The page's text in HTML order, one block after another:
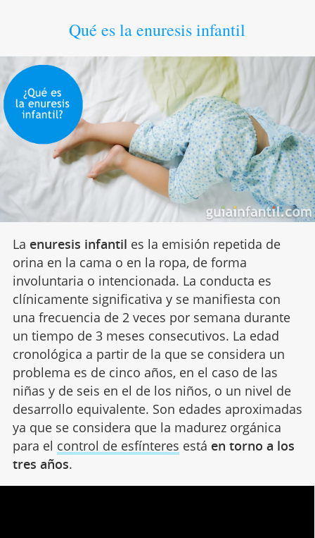
Qué es la enuresis infantil
La enuresis infantil es la emisión repetida de
orina en la cama o en la ropa, de forma
involuntaria o intencionada. La conducta es
clínicamente significativa y se manifiesta con
una frecuencia de 2 veces por semana durante
un tiempo de 3 meses consecutivos. La edad
cronológica a partir de la que se considera un
problema es de cinco años, en el caso de las
niñas y de seis en el de los niños, o un nivel de
desarrollo equivalente. Son edades aproximadas
ya que se considera que la madurez orgánica
para el control de esfínteres está en torno a los
tres años.